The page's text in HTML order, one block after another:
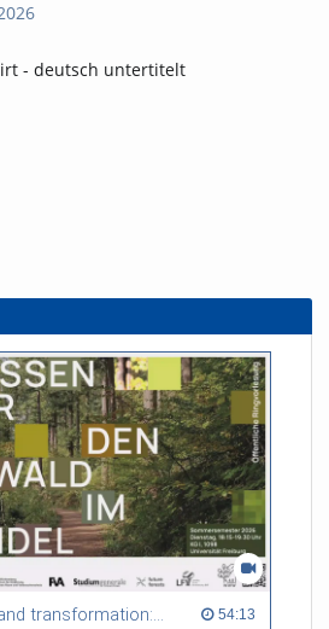
- deutsch untertitelt
Between tradition and transformation: how owners, advisers and institutions co-create knowledge for resilient forests in Europe 54:13